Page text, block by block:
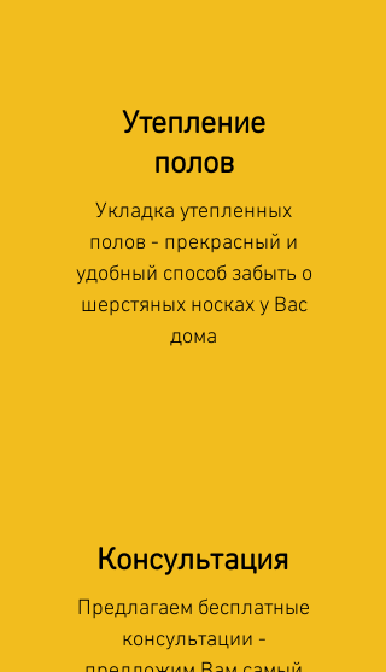
Утепление
полов
Укладка утепленных
полов - прекрасный и
удобный способ забыть о
шерстяных носках у Вас
дома
Консультация
Предлагаем бесплатные
консультации -